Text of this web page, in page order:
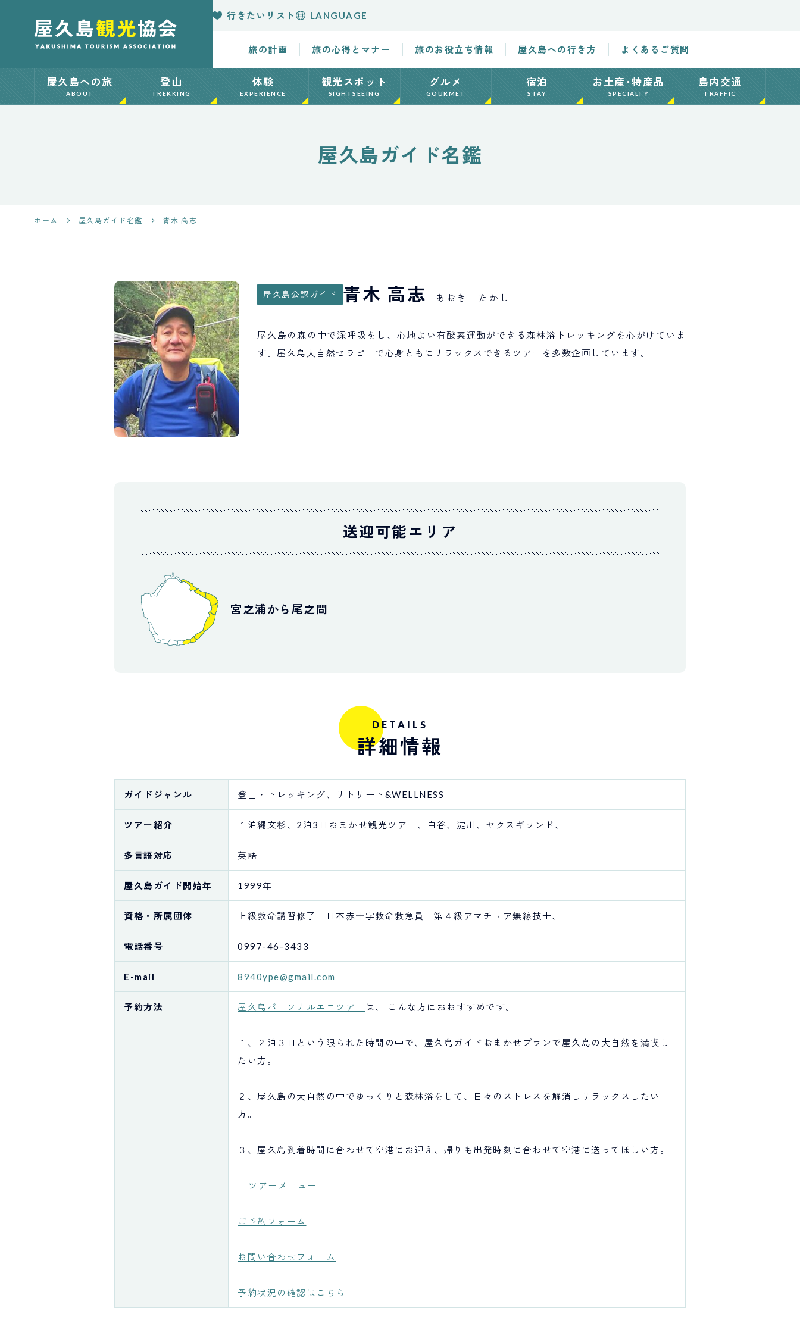
【公式】屋久島
観光協会 世界
Yakushima
行きたいリスト LANGUAGE
旅の計画 旅の心得とマナー 旅のお役立ち情報 屋久島への行き方 よくあるご質問
屋久島への旅
ABOUT
登山
TREKKING
体験
EXPERIENCE
観光スポット
SIGHTSEEING
グルメ
GOURMET
宿泊
STAY
お土産･特産品
SPECIALTY
島内交通
TRAFFIC
屋久島ガイド名鑑
ホーム 屋久島ガイド名鑑 青木 高志
屋久島公認ガイド 青木 高志 あおき たかし
屋久島の森の中で深呼吸をし、心地よい有酸素運動ができる森林浴トレッキングを心がけていま
す。屋久島大自然セラピーで心身ともにリラックスできるツアーを多数企画しています。
送迎可能エリア
宮之浦から尾之間
DETAILS
詳細情報
ガイド ジャンル 登山・トレッキング、リトリート&WELLNESS
ツアー紹介 １泊縄文杉、2泊3日おまかせ観光ツアー、白谷、淀川、ヤクスギランド、
多言語対応 英語
屋久島ガイド開始年 1999年
資格・ 所属団体 上級救命講習修了 日本赤十字救命救急員 第４級アマチュア無線技士、
電話番号 0997-46-3433
E-mail 8940ype@gmail.com
予約方法 屋久島パーソナルエコツアー は、 こんな方におおすすめです。
１、２泊３日という限られた時間の中で、屋久島ガイドおまかせプランで屋久島の大自然を満喫し
たい方。
２、屋久島の大自然の中でゆっくりと森林浴をして、日々のストレスを解消しリラックスしたい
方。
３、屋久島到着時間に合わせて空港にお迎え、帰りも出発時刻に合わせて空港に送ってほしい方。
ツアーメニュー
ご予約フォーム
お問い合わせフォーム
予約状況の確認はこちら